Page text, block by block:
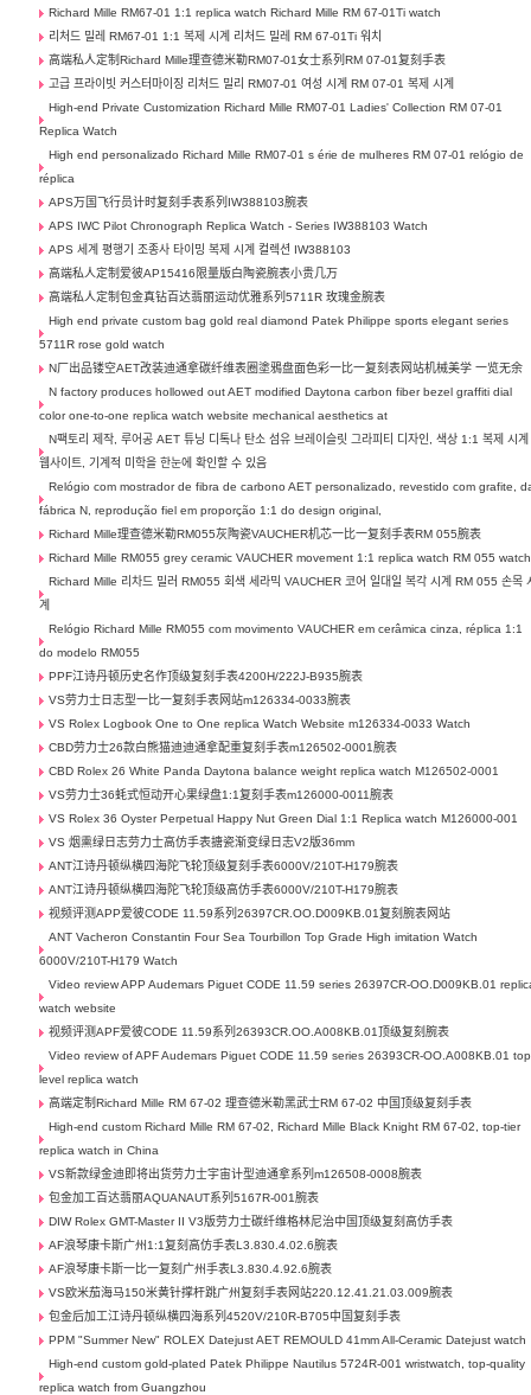
Richard Mille RM67-01 1:1 replica watch Richard Mille RM 67-01Ti watch
리처드 밀레 RM67-01 1:1 복제 시계 리처드 밀레 RM 67-01Ti 워치
高端私人定制Richard Mille理查德米勒RM07-01女士系列RM 07-01复刻手表
고급 프라이빗 커스터마이징 리처드 밀리 RM07-01 여성 시계 RM 07-01 복제 시계
High-end Private Customization Richard Mille RM07-01 Ladies' Collection RM 07-01
Replica Watch
High end personalizado Richard Mille RM07-01 s érie de mulheres RM 07-01 relógio de
réplica
APS万国飞行员计时复刻手表系列IW388103腕表
APS IWC Pilot Chronograph Replica Watch - Series IW388103 Watch
APS 세계 평행기 조종사 타이밍 복제 시계 컬렉션 IW388103
高端私人定制爱彼AP15416限量版白陶瓷腕表小贵几万
高端私人定制包金真钻百达翡丽运动优雅系列5711R 玫瑰金腕表
High end private custom bag gold real diamond Patek Philippe sports elegant series
5711R rose gold watch
N厂出品镂空AET改装迪通拿碳纤维表圈塗鴉盘面色彩一比一复刻表网站机械美学 一览无余
N factory produces hollowed out AET modified Daytona carbon fiber bezel graffiti dial
color one-to-one replica watch website mechanical aesthetics at
N팩토리 제작, 루어공 AET 튜닝 디톡나 탄소 섬유 브레이슬릿 그라피티 디자인, 색상 1:1 복제 시계
웹사이트, 기계적 미학을 한눈에 확인할 수 있음
Relógio com mostrador de fibra de carbono AET personalizado, revestido com grafite,
fábrica N, reprodução fiel em proporção 1:1 do design original,
Richard Mille理查德米勒RM055灰陶瓷VAUCHER机芯一比一复刻手表RM 055腕表
Richard Mille RM055 grey ceramic VAUCHER movement 1:1 replica watch RM 055 watch
Richard Mille 리차드 밀러 RM055 회색 세라믹 VAUCHER 코어 일대일 복각 시계 RM 055 손목
계
Relógio Richard Mille RM055 com movimento VAUCHER em cerâmica cinza, réplica 1:1
do modelo RM055
PPF江诗丹顿历史名作顶级复刻手表4200H/222J-B935腕表
VS劳力士日志型一比一复刻手表网站m126334-0033腕表
VS Rolex Logbook One to One replica Watch Website m126334-0033 Watch
CBD劳力士26款白熊猫迪迪通拿配重复刻手表m126502-0001腕表
CBD Rolex 26 White Panda Daytona balance weight replica watch M126502-0001
VS劳力士36蚝式恒动开心果绿盘1:1复刻手表m126000-0011腕表
VS Rolex 36 Oyster Perpetual Happy Nut Green Dial 1:1 Replica watch M126000-001
VS 烟熏绿日志劳力士高仿手表搪瓷渐变绿日志V2版36mm
ANT江诗丹顿纵横四海陀飞轮顶级复刻手表6000V/210T-H179腕表
ANT江诗丹顿纵横四海陀飞轮顶级高仿手表6000V/210T-H179腕表
视频评测APP爱彼CODE 11.59系列26397CR.OO.D009KB.01复刻腕表网站
ANT Vacheron Constantin Four Sea Tourbillon Top Grade High imitation Watch
6000V/210T-H179 Watch
Video review APP Audemars Piguet CODE 11.59 series 26397CR-OO.D009KB.01
watch website
视频评测APF爱彼CODE 11.59系列26393CR.OO.A008KB.01顶级复刻腕表
Video review of APF Audemars Piguet CODE 11.59 series 26393CR-OO.A008KB.01
level replica watch
高端定制Richard Mille RM 67-02 理查德米勒黑武士RM 67-02 中国顶级复刻手表
High-end custom Richard Mille RM 67-02, Richard Mille Black Knight RM 67-02, top-tier
replica watch in China
VS新款绿金迪即将出货劳力士宇宙计型迪通拿系列m126508-0008腕表
包金加工百达翡丽AQUANAUT系列5167R-001腕表
DIW Rolex GMT-Master II V3版劳力士碳纤维格林尼治中国顶级复刻高仿手表
AF浪琴康卡斯广州1:1复刻高仿手表L3.830.4.02.6腕表
AF浪琴康卡斯一比一复刻广州手表L3.830.4.92.6腕表
VS欧米茄海马150米黄针撑杆跳广州复刻手表网站220.12.41.21.03.009腕表
包金后加工江诗丹顿纵横四海系列4520V/210R-B705中国复刻手表
PPM "Summer New" ROLEX Datejust AET REMOULD 41mm All-Ceramic Datejust watch
High-end custom gold-plated Patek Philippe Nautilus 5724R-001 wristwatch, top-quality
replica watch from Guangzhou